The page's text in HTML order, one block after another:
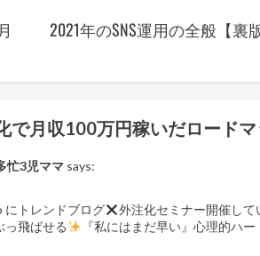
2021年のSNS運用の全般【裏
で月収100万円稼いだロード
忙3児ママ says:
にトレンドブログ
外注化セミナー開催して
っ飛ばせる
『私にはまだ早い』心理的ハ